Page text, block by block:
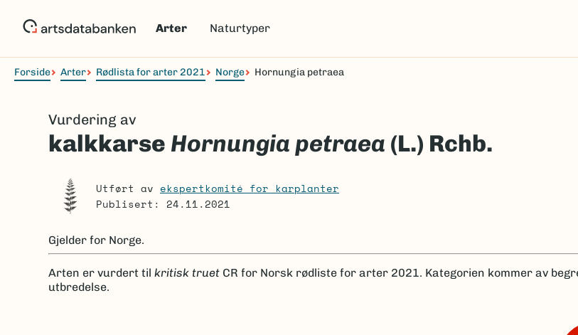
Arter Naturtyper
Navigasjonssti
Forside Arter Rødlista for arter 2021 Norge Hornungia petraea
Vurdering av
kalkkarse Hornungia petraea (L.) Rchb.
Utført av ekspertkomité for karplanter
Publisert: 24.11.2021
Gjelder for Norge.
Arten er vurdert til kritisk truet CR for Norsk rødliste for arter 2021. Kategorien kommer av
utbredelse.